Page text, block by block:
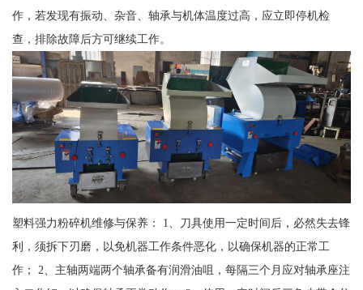
作，若发现有振动、杂音、轴承与机体温度过高，应立即停机检
查，排除故障后方可继续工作。
塑料强力粉碎机维修与保养： 1、刀具使用一定时间后，必然失去锋
利，须拆下刃磨，以免机器工作条件恶化，以确保机器的正常工
作； 2、主轴两端两个轴承备有润滑油咀，每隔三个月应对轴承座注